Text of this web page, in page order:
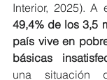
Interior, 2025). A
49,4% de los 3,5
país vive en
básicas
una situación